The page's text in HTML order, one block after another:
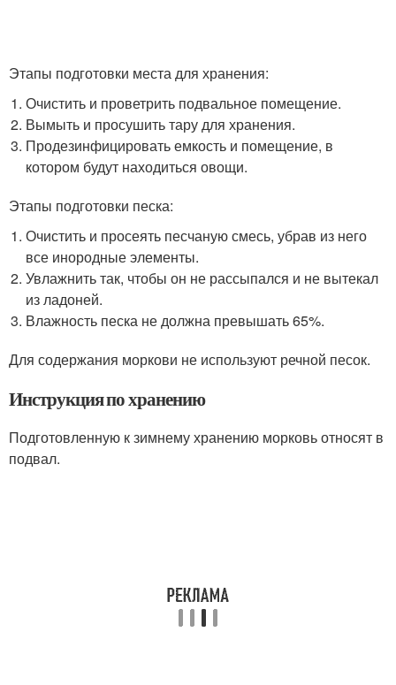
Этапы подготовки места для хранения:
Очистить и проветрить подвальное помещение.
Вымыть и просушить тару для хранения.
Продезинфицировать емкость и помещение, в
котором будут находиться овощи.
Этапы подготовки песка:
Очистить и просеять песчаную смесь, убрав из него
все инородные элементы.
Увлажнить так, чтобы он не рассыпался и не вытекал
из ладоней.
Влажность песка не должна превышать 65%.
Для содержания моркови не используют речной песок.
Инструкция по хранению
Подготовленную к зимнему хранению морковь относят в
подвал.